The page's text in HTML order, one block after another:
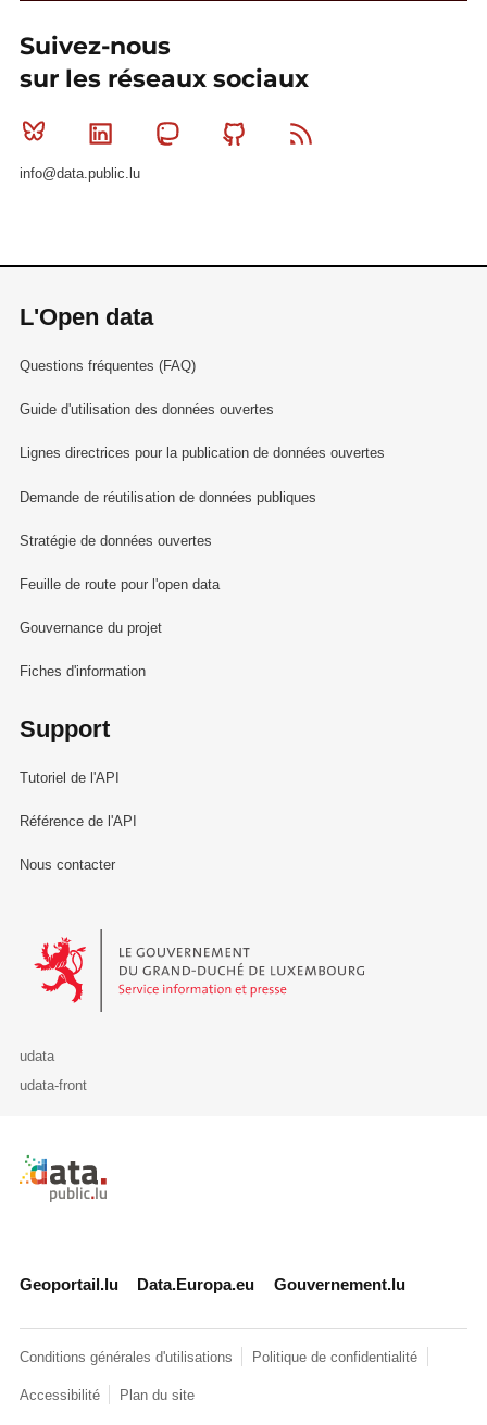
Suivez-nous
sur les réseaux sociaux
Bluesky Linkedin MastodonGithub
info@data.public.lu
L'Open data
Questions fréquentes (FAQ)
Guide d'utilisation des données ouvertes
Lignes directrices pour la publication de données ouvertes
Demande de réutilisation de données publiques
Stratégie de données ouvertes
Feuille de route pour l'open data
Gouvernance du projet
Fiches d'information
Support
Tutoriel de l'API
Référence de l'API
Nous contacter
Le Gouvernement du Grand-Duché de Luxembourg - Service
udata
udata-front
Retour à l'accueil de data.public.lu
Geoportail.lu Data.Europa.eu Gouvernement.lu
Conditions générales d'utilisations Politique de confidentialité
Accessibilité Plan du site